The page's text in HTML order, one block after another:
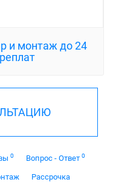
и монтаж до 24
0 Вопрос - Ответ 0
Рассрочка